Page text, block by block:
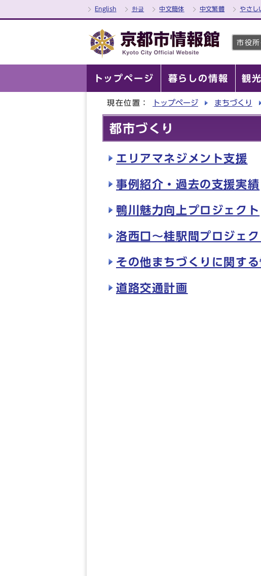
English 한글 中文簡体 中文繁體 やさし
市役
トップページ 暮らしの情報 観
現在位置： トップページ まちづくり
都市づくり
エリアマネジメント支援
事例紹介・過去の支援実績
鴨川魅力向上プロジェクト
洛西口～桂駅間プロジェク
その他まちづくりに関する
道路交通計画